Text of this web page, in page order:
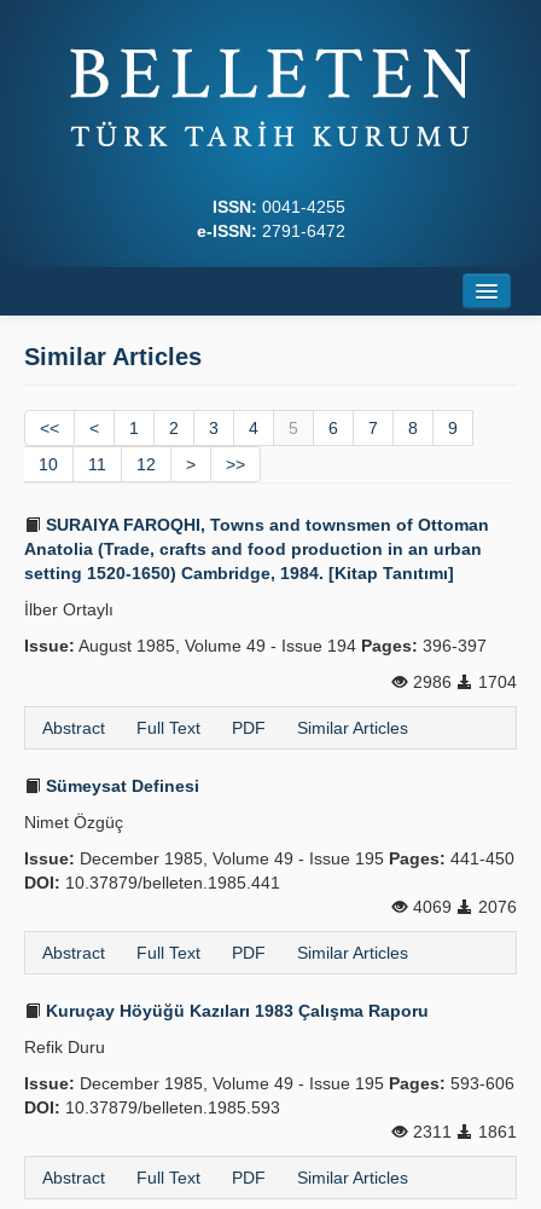
ISSN: 0041-4255
e-ISSN: 2791-6472
Journal Boards
Writing Rules
Principles
Publication Policies
Guidelines
Similar Articles
<< < 1 2 3 4 5 6 7 8
9
10
11 12 > >>
SURAIYA FAROQHI, Towns and townsmen of Ottoman
Anatolia (Trade, crafts and food production in an urban
setting 1520-1650) Cambridge, 1984. [Kitap Tanıtımı]
İlber Ortaylı
Issue: August 1985, Volume 49 - Issue 194 Pages: 396-397
2986
1704
Abstract Full Text PDF Similar Articles
Sümeysat Definesi
Nimet Özgüç
Issue: December 1985, Volume 49 - Issue 195 Pages: 441-450
DOI: 10.37879/belleten.1985.441
4069
2076
Abstract Full Text PDF Similar Articles
Kuruçay Höyüğü Kazıları 1983 Çalışma Raporu
Refik Duru
Issue: December 1985, Volume 49 - Issue 195 Pages: 593-606
DOI: 10.37879/belleten.1985.593
2311
1861
Abstract Full Text PDF Similar Articles